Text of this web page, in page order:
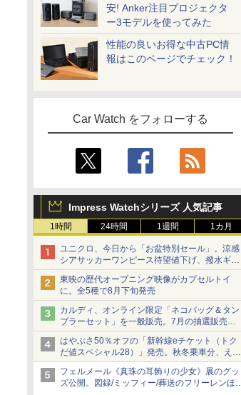
安! Anker注目プロジェクタ
ー3モデルを使ってみた
性能の良いお得な中古PC情
報はこのページでチェック！
Car Watch をフォローする
Impress Watchシリーズ 人気記事
1時間 24時間 1週間 1カ月
ユニクロ、今日から「お盆特別セール」。涼感
シアサッカーワンピース待望値下げ、撥水ギア
ショーツは1990円に
東映の歴代オープニング映像がカプセルトイ
に。全5種で8月下旬発売
カルディ、オンライン限定「ネコバッグ＆タン
ブラーセット」を一般販売。7月の抽選販売の
当選無効分
はやぶさ50％オフの「新幹線eチケット（トク
だ値スペシャル28）」発売。秋冬乗車分、えき
ねっと限定
フェルメール《真珠の耳飾りの少女》展のグッ
ズ公開。図録/ミッフィー/葬送のフリーレンほ